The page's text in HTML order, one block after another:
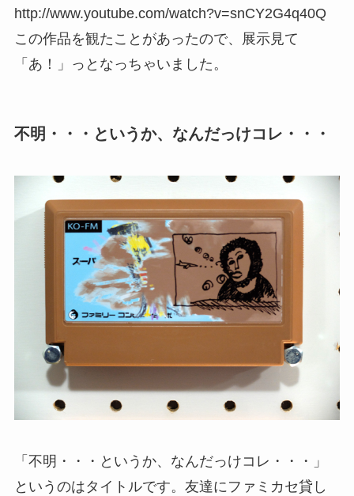
http://www.youtube.com/watch?v=snCY2G4q40Q
この作品を観たことがあったので、展示見て
「あ！」っとなっちゃいました。
不明・・・というか、なんだっけコレ・・・
「不明・・・というか、なんだっけコレ・・・」
というのはタイトルです。友達にファミカセ貸し